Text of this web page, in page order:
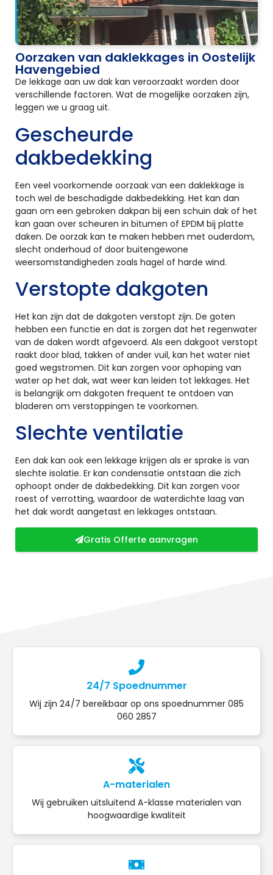
Oorzaken van daklekkages in Oostelijk
Havengebied
De lekkage aan uw dak kan veroorzaakt worden door
verschillende factoren. Wat de mogelijke oorzaken zijn,
leggen we u graag uit.
Gescheurde
dakbedekking
Een veel voorkomende oorzaak van een daklekkage is
toch wel de beschadigde dakbedekking. Het kan dan
gaan om een gebroken dakpan bij een schuin dak of het
kan gaan over scheuren in bitumen of EPDM bij platte
daken. De oorzak kan te maken hebben met ouderdom,
slecht onderhoud of door buitengewone
weersomstandigheden zoals hagel of harde wind.
Verstopte dakgoten
Het kan zijn dat de dakgoten verstopt zijn. De goten
hebben een functie en dat is zorgen dat het regenwater
van de daken wordt afgevoerd. Als een dakgoot verstopt
raakt door blad, takken of ander vuil, kan het water niet
goed wegstromen. Dit kan zorgen voor ophoping van
water op het dak, wat weer kan leiden tot lekkages. Het
is belangrijk om dakgoten frequent te ontdoen van
bladeren om verstoppingen te voorkomen.
Slechte ventilatie
Een dak kan ook een lekkage krijgen als er sprake is van
slechte isolatie. Er kan condensatie ontstaan die zich
ophoopt onder de dakbedekking. Dit kan zorgen voor
roest of verrotting, waardoor de waterdichte laag van
het dak wordt aangetast en lekkages ontstaan.
Gratis Offerte aanvragen
24/7 Spoednummer
Wij zijn 24/7 bereikbaar op ons spoednummer 085
060 2857
A-materialen
Wij gebruiken uitsluitend A-klasse materialen van
hoogwaardige kwaliteit